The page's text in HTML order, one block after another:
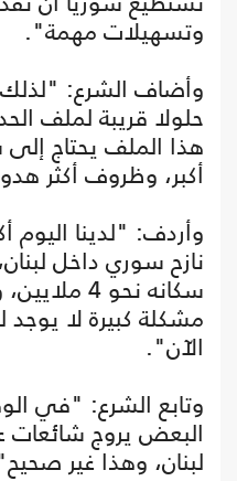
وتسهيلات مهمة".
وأضاف الشرع:
حلولا قريبة لملف
هذا الملف يحتاج
أكبر، وظروف أكثر
نازح سوري داخل
سكانه نحو
مشكلة كبيرة لا
الآن".
وتابع الشرع: "في
البعض يروج
لبنان، وهذا غير